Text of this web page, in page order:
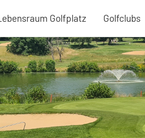
Golfplatz Golfclubs